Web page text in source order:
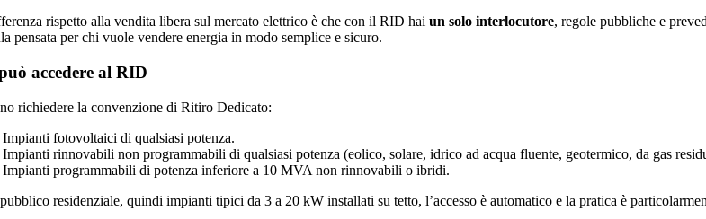
rispetto alla vendita libera sul mercato elettrico è che con il RID hai un solo interlocutore, regole pubbliche e
pensata per chi vuole vendere energia in modo semplice e sicuro.
accedere al RID
richiedere la convenzione di Ritiro Dedicato:
Impianti fotovoltaici di qualsiasi potenza.
Impianti rinnovabili non programmabili di qualsiasi potenza (eolico, solare, idrico ad acqua fluente, geotermico, da gas
Impianti programmabili di potenza inferiore a 10 MVA non rinnovabili o ibridi.
residenziale, quindi impianti tipici da 3 a 20 kW installati su tetto, l’accesso è automatico e la pratica è